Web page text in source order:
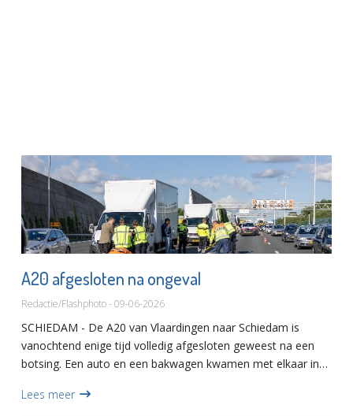
A20 afgesloten na ongeval
Redactie/Flashphoto - 09-06-2026
SCHIEDAM - De A20 van Vlaardingen naar Schiedam is
vanochtend enige tijd volledig afgesloten geweest na een
botsing. Een auto en een bakwagen kwamen met elkaar in
op de weg we...
Lees meer